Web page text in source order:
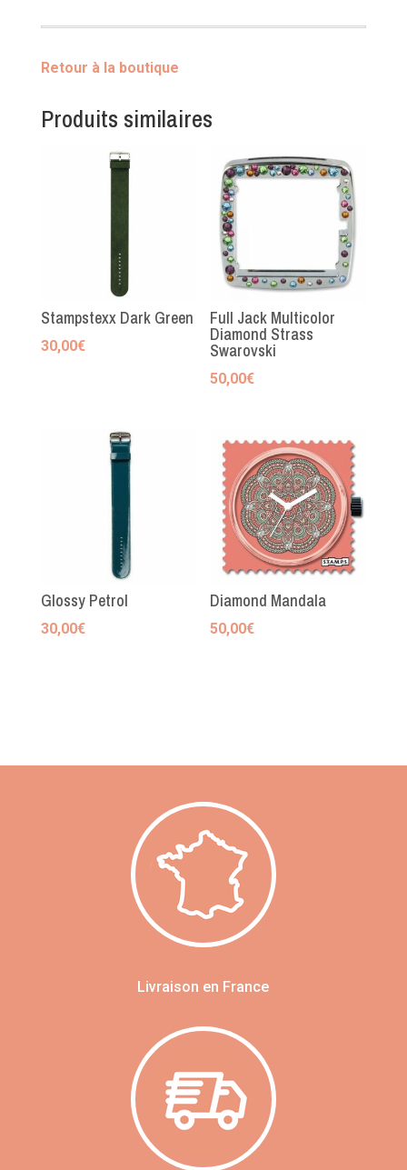
Retour à la boutique
Produits similaires
Stampstexx Dark Green
30,00€
Full Jack Multicolor
Diamond Strass
Swarovski
50,00€
Glossy Petrol
30,00€
Diamond Mandala
50,00€
Livraison en France